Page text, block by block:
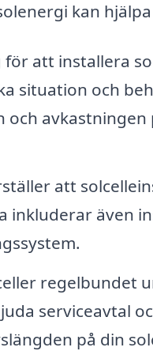
kan
att installera
situation och
avkastningen
att
inkluderar även
regelbundet
serviceavtal
på din